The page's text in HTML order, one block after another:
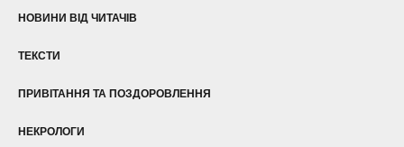
НОВИНИ ВІД ЧИТАЧІВ
ТЕКСТИ
ПРИВІТАННЯ ТА ПОЗДОРОВЛЕННЯ
НЕКРОЛОГИ